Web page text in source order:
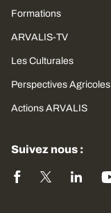
Formations
ARVALIS-TV
Les Culturales
Perspectives Agricoles
Actions ARVALIS
Suivez nous :